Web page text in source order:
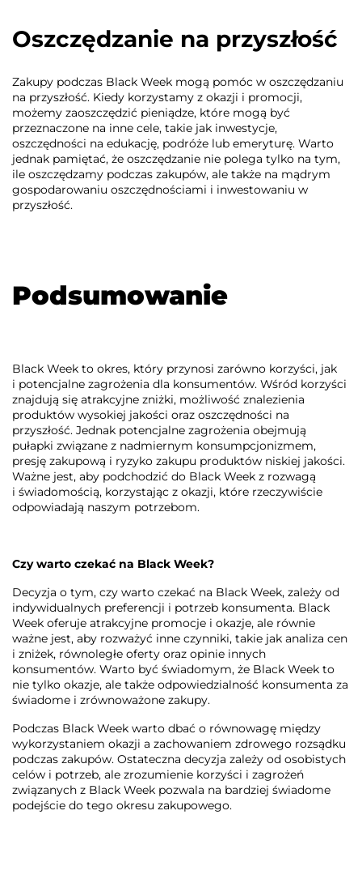
Oszczędzanie na przyszłość
Zakupy podczas Black Week mogą pomóc w oszczędzaniu
na przyszłość. Kiedy korzystamy z okazji i promocji,
możemy zaoszczędzić pieniądze, które mogą być
przeznaczone na inne cele, takie jak inwestycje,
oszczędności na edukację, podróże lub emeryturę. Warto
jednak pamiętać, że oszczędzanie nie polega tylko na tym,
ile oszczędzamy podczas zakupów, ale także na mądrym
gospodarowaniu oszczędnościami i inwestowaniu w
przyszłość.
Podsumowanie
Black Week to okres, który przynosi zarówno korzyści, jak
i potencjalne zagrożenia dla konsumentów. Wśród korzyści
znajdują się atrakcyjne zniżki, możliwość znalezienia
produktów wysokiej jakości oraz oszczędności na
przyszłość. Jednak potencjalne zagrożenia obejmują
pułapki związane z nadmiernym konsumpcjonizmem,
presję zakupową i ryzyko zakupu produktów niskiej jakości.
Ważne jest, aby podchodzić do Black Week z rozwagą
i świadomością, korzystając z okazji, które rzeczywiście
odpowiadają naszym potrzebom.
Czy warto czekać na Black Week?
Decyzja o tym, czy warto czekać na Black Week, zależy od
indywidualnych preferencji i potrzeb konsumenta. Black
Week oferuje atrakcyjne promocje i okazje, ale równie
ważne jest, aby rozważyć inne czynniki, takie jak analiza cen
i zniżek, równoległe oferty oraz opinie innych
konsumentów. Warto być świadomym, że Black Week to
nie tylko okazje, ale także odpowiedzialność konsumenta za
świadome i zrównoważone zakupy.
Podczas Black Week warto dbać o równowagę między
wykorzystaniem okazji a zachowaniem zdrowego rozsądku
podczas zakupów. Ostateczna decyzja zależy od osobistych
celów i potrzeb, ale zrozumienie korzyści i zagrożeń
związanych z Black Week pozwala na bardziej świadome
podejście do tego okresu zakupowego.